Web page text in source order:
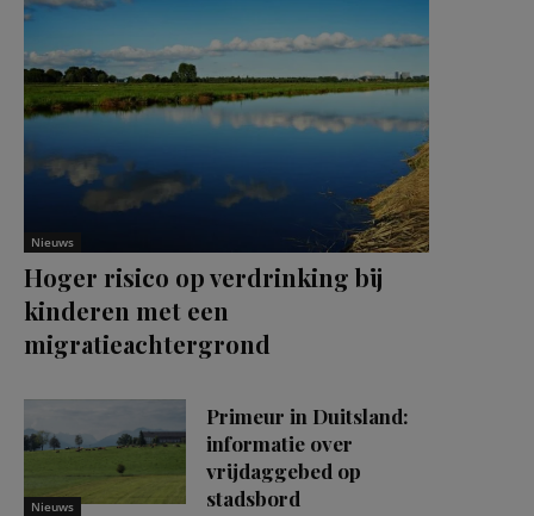
Nieuws
Hoger risico op verdrinking bij
kinderen met een
migratieachtergrond
Nieuws
Primeur in Duitsland:
informatie over
vrijdaggebed op
stadsbord